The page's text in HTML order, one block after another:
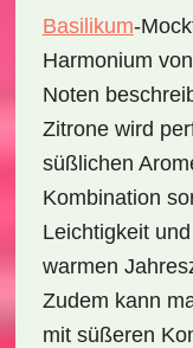
Basilikum-
Harmonium
Noten
Zitrone wird
süßlichen
Kombination
Leichtigkeitund
warmen
Zudem kann
mit süßeren